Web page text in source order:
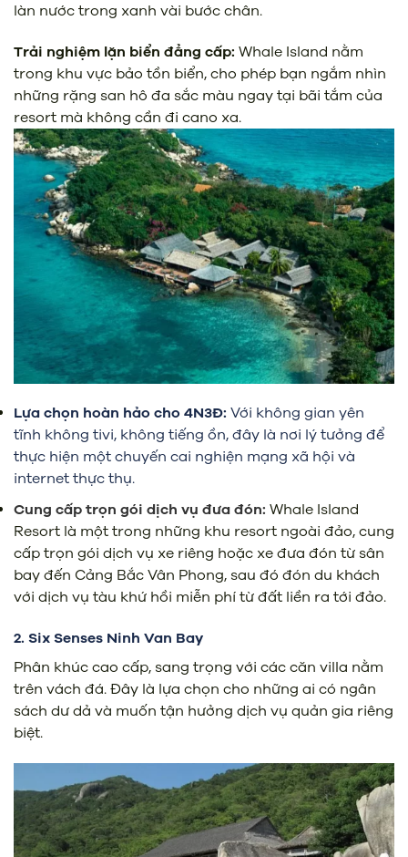
làn nước trong xanh vài bước chân.
Trải nghiệm lặn biển đẳng cấp: Whale Island nằm
trong khu vực bảo tồn biển, cho phép bạn ngắm nhìn
những rặng san hô đa sắc màu ngay tại bãi tắm của
resort mà không cần đi cano xa.
Lựa chọn hoàn hảo cho 4N3Đ: Với không gian yên
tĩnh không tivi, không tiếng ồn, đây là nơi lý tưởng để
thực hiện một chuyến cai nghiện mạng xã hội và
internet thực thụ.
Cung cấp trọn gói dịch vụ đưa đón: Whale Island
Resort là một trong những khu resort ngoài đảo, cung
cấp trọn gói dịch vụ xe riêng hoặc xe đưa đón từ sân
bay đến Cảng Bắc Vân Phong, sau đó đón du khách
với dịch vụ tàu khứ hồi miễn phí từ đất liền ra tới đảo.
2. Six Senses Ninh Van Bay
Phân khúc cao cấp, sang trọng với các căn villa nằm
trên vách đá. Đây là lựa chọn cho những ai có ngân
sách dư dả và muốn tận hưởng dịch vụ quản gia riêng
biệt.